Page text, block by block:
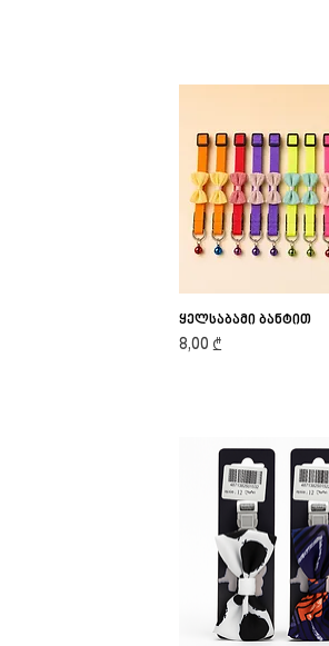
Quick View
ყელსაბამი ბანტით
Price
8,00 ₾